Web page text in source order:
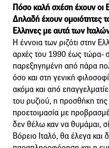
Πόσο καλή σχέση έχουν οι
Δηλαδή έχουν ομοιότητες
Ελληνες με αυτά των
Η έννοια των ριζότι στην
αρχές του 1990 έως τώρα-
παρεξηγημένη από πάρα
όσο και στη γενική
ακόμα και από
του ρυζιού, η προσθήκη
προετοιμασία με
δεν θέλω καν να θυμάμαι,
Βόρειο Ιταλό, θα έλεγα και